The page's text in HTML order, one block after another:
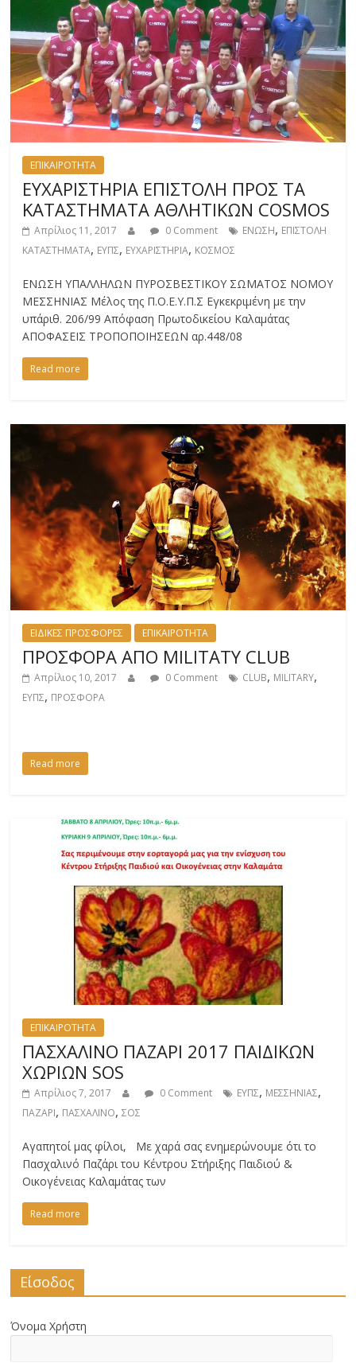
ΕΠΙΚΑΙΡΟΤΗΤΑ
ΕΥΧΑΡΙΣΤΗΡΙΑ ΕΠΙΣΤΟΛΗ ΠΡΟΣ ΤΑ
ΚΑΤΑΣΤΗΜΑΤΑ ΑΘΛΗΤΙΚΩΝ COSMOS
Απρίλιος 11, 2017 0 Comment ΕΝΩΣΗ, ΕΠΙΣΤΟΛΗ
ΚΑΤΑΣΤΗΜΑΤΑ, ΕΥΠΣ, ΕΥΧΑΡΙΣΤΗΡΙΑ, ΚΟΣΜΟΣ
ΕΝΩΣΗ ΥΠΑΛΛΗΛΩΝ ΠΥΡΟΣΒΕΣΤΙΚΟΥ ΣΩΜΑΤΟΣ ΝΟΜΟΥ
ΜΕΣΣΗΝΙΑΣ Μέλος της Π.Ο.Ε.Υ.Π.Σ Εγκεκριμένη με την
υπ΄αριθ. 206/99 Απόφαση Πρωτοδικείου Καλαμάτας
ΑΠΟΦΑΣΕΙΣ ΤΡΟΠΟΠΟΙΗΣΕΩΝ αρ.448/08
Read more
ΕΙΔΙΚΕΣ ΠΡΟΣΦΟΡΕΣ ΕΠΙΚΑΙΡΟΤΗΤΑ
ΠΡΟΣΦΟΡΑ ΑΠΟ MILITATY CLUB
Απρίλιος 10, 2017 0 Comment CLUB, MILITARY,
ΕΥΠΣ, ΠΡΟΣΦΟΡΑ
Read more
ΕΠΙΚΑΙΡΟΤΗΤΑ
ΠΑΣΧΑΛΙΝΟ ΠΑΖΑΡΙ 2017 ΠΑΙΔΙΚΩΝ
ΧΩΡΙΩΝ SOS
Απρίλιος 7, 2017 0 Comment ΕΥΠΣ, ΜΕΣΣΗΝΙΑΣ,
ΠΑΖΑΡΙ, ΠΑΣΧΑΛΙΝΟ,ΣΟΣ
Αγαπητοί μας φίλοι, Με χαρά σας ενημερώνουμε ότι το
Πασχαλινό Παζάρι του Κέντρου Στήριξης Παιδιού &
Οικογένειας Καλαμάτας των
Read more
Είσοδος
Όνομα Χρήστη